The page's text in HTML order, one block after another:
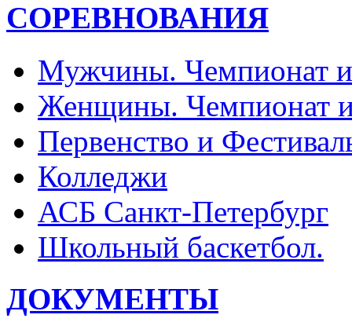
СОРЕВНОВАНИЯ
Мужчины. Чемпионат и
Женщины. Чемпионат и
Первенство и
Колледжи
АСБ Санкт-Петербург
Школьный баскетбол.
ДОКУМЕНТЫ